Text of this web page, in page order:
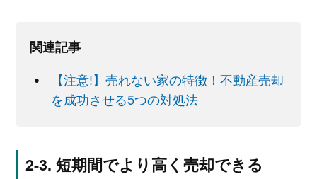
関連記事
【注意!】売れない家の特徴！不動産売却
を成功させる5つの対処法
短期間でより高く売却できる